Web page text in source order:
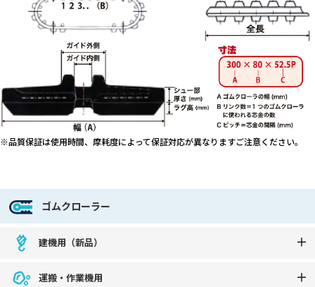
※品質保証は使用時間、摩耗度によって保証対応が異なりますご注意ください。
ゴムクローラー
建機用（新品）
運搬・作業機用